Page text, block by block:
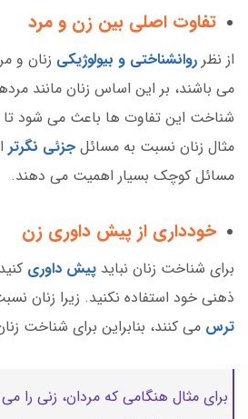
تفاوت اصلی بین زن و مرد
از نظر روانشناختی و بیولوژیکی زنان و
می باشند، بر این اساس زنان مانند
شناخت این تفاوت ها باعث می شود تا
مثال زنان نسبت به مسائل جزئی نگرتر
مسائل کوچک بسیار اهمیت می دهند.
خودداری از پیش داوری زن
برای شناخت زنان نباید پیش داوری
ذهنی خود استفاده نکنید. زیرا زنان
ترس می کنند، بنابراین برای شناخت
برای مثال هنگامی که مردان، زنی را می